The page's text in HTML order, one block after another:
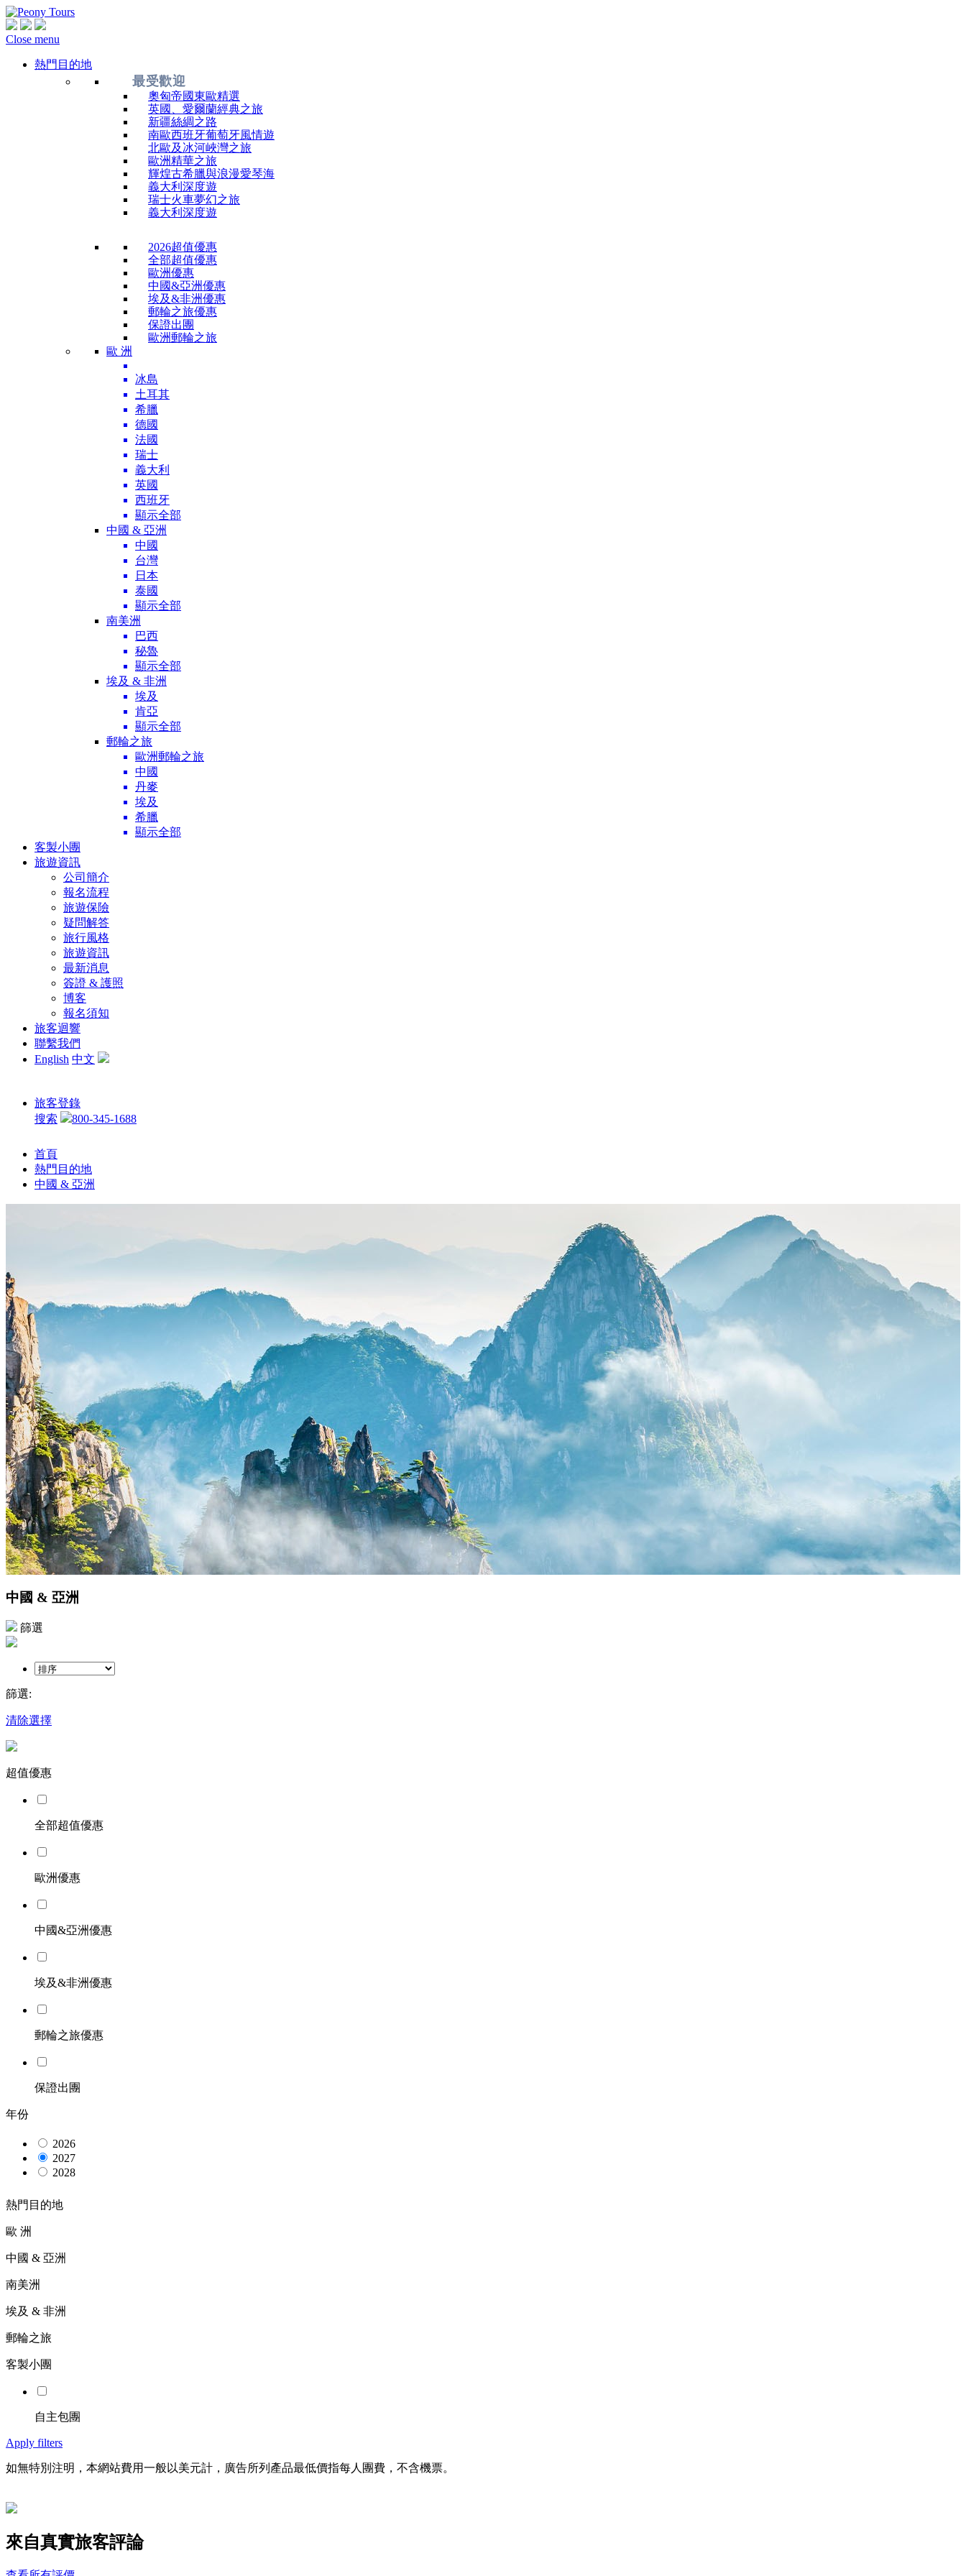
Close menu
熱門目的地
最受歡迎
奧匈帝國東歐精選
英國、愛爾蘭經典之旅
新疆絲綢之路
南歐西班牙葡萄牙風情遊
北歐及冰河峽灣之旅
歐洲精華之旅
輝煌古希臘與浪漫愛琴海
義大利深度遊
瑞士火車夢幻之旅
義大利深度遊
2026超值優惠
全部超值優惠
歐洲優惠
中國&亞洲優惠
埃及&非洲優惠
郵輪之旅優惠
保證出團
歐洲郵輪之旅
歐 洲
冰島
土耳其
希臘
德國
法國
瑞士
義大利
英國
西班牙
顯示全部
中國 & 亞洲
中國
台灣
日本
泰國
顯示全部
南美洲
巴西
秘魯
顯示全部
埃及 & 非洲
埃及
肯亞
顯示全部
郵輪之旅
歐洲郵輪之旅
中國
丹麥
埃及
希臘
顯示全部
客製小團
旅遊資訊
公司簡介
報名流程
旅遊保險
疑問解答
旅行風格
旅遊資訊
最新消息
簽證 & 護照
博客
報名須知
旅客迴響
聯繫我們
English 中文
旅客登錄
搜索
800-345-1688
首頁
熱門目的地
中國 & 亞洲
中國 & 亞洲
篩選
篩選:
清除選擇
超值優惠
全部超值優惠
歐洲優惠
中國&亞洲優惠
埃及&非洲優惠
郵輪之旅優惠
保證出團
年份
2026
2027
2028
熱門目的地
歐 洲
中國 & 亞洲
南美洲
埃及 & 非洲
郵輪之旅
客製小團
自主包團
Apply filters
如無特別注明，本網站費用一般以美元計，廣告所列產品最低價指每人團費，不含機票。
來自真實旅客評論